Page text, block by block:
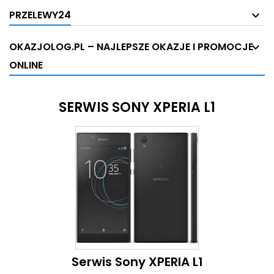
PRZELEWY24
OKAZJOLOG.PL – NAJLEPSZE OKAZJE I PROMOCJE
ONLINE
SERWIS SONY XPERIA L1
Serwis Sony XPERIA L1